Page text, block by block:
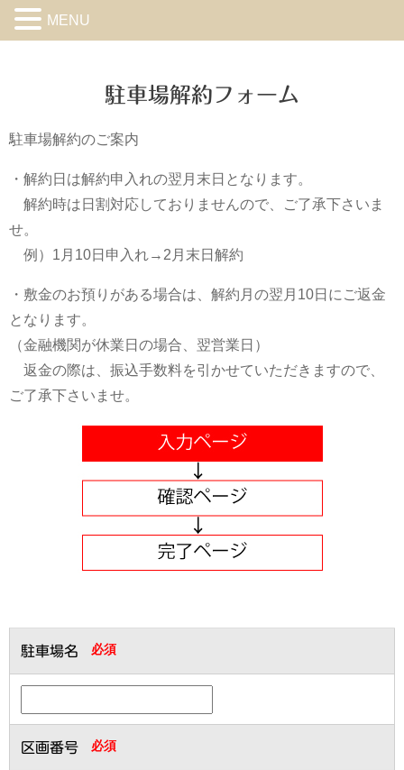
駐車場解約フォーム
駐車場解約のご案内
・解約日は解約申入れの翌月末日となります。
解約時は日割対応しておりませんので、ご了承下さいま
せ。
例）1月10日申入れ→2月末日解約
・敷金のお預りがある場合は、解約月の翌月10日にご返金
となります。
（金融機関が休業日の場合、翌営業日）
返金の際は、振込手数料を引かせていただきますので、
ご了承下さいませ。
駐車場名 必須
区画番号 必須
MENU